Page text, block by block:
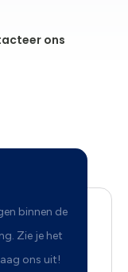
ons
binnen de
Zie je het
ons uit!